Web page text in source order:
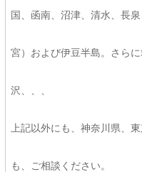
国、函南、沼津、清水、長
宮）および伊豆半島。さら
沢、、、
上記以外にも、神奈川県、
も、ご相談ください。